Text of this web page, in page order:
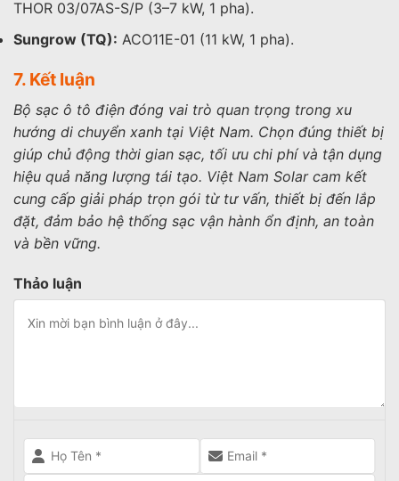
THOR 03/07AS-S/P (3–7 kW, 1 pha).
Sungrow (TQ): ACO11E-01 (11 kW, 1 pha).
7. Kết luận
Bộ sạc ô tô điện đóng vai trò quan trọng trong xu
hướng di chuyển xanh tại Việt Nam. Chọn đúng thiết bị
giúp chủ động thời gian sạc, tối ưu chi phí và tận dụng
hiệu quả năng lượng tái tạo. Việt Nam Solar cam kết
cung cấp giải pháp trọn gói từ tư vấn, thiết bị đến lắp
đặt, đảm bảo hệ thống sạc vận hành ổn định, an toàn
và bền vững.
Thảo luận